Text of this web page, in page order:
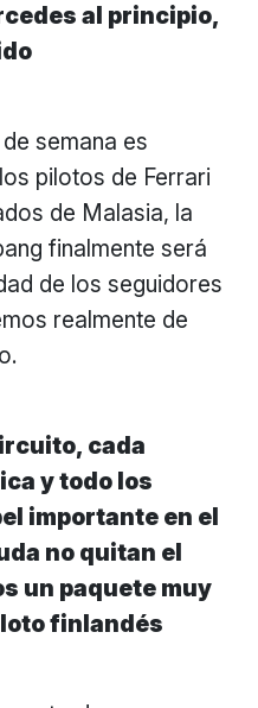
al principio,
semana es
pilotos de Ferrari
de Malasia, la
finalmente será
de los seguidores
realmente de
cada
y todo los
importante en el
no quitan el
un paquete muy
finlandés